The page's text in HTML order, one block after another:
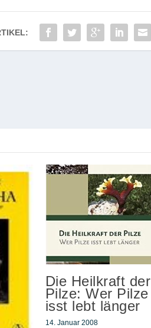
Die Heilkraft der
Pilze: Wer Pilze
isst lebt länger
14. Januar 2008